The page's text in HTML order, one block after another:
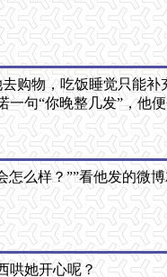
购物，吃饭睡觉只能
句“你晚整几发”，他
么样？””看他发的微
哄她开心呢？